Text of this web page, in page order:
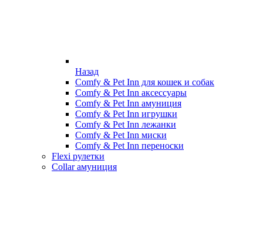
Назад
Comfy & Pet Inn для кошек и собак
Comfy & Pet Inn аксессуары
Comfy & Pet Inn амуниция
Comfy & Pet Inn игрушки
Comfy & Pet Inn лежанки
Comfy & Pet Inn миски
Comfy & Pet Inn переноски
Flexi рулетки
Collar амуниция